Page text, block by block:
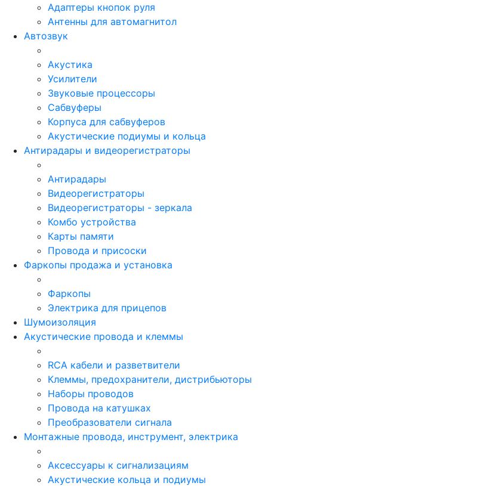
Адаптеры кнопок руля
Антенны для автомагнитол
Автозвук
Акустика
Усилители
Звуковые процессоры
Сабвуферы
Корпуса для сабвуферов
Акустические подиумы и кольца
Антирадары и видеорегистраторы
Антирадары
Видеорегистраторы
Видеорегистраторы - зеркала
Комбо устройства
Карты памяти
Провода и присоски
Фаркопы продажа и установка
Фаркопы
Электрика для прицепов
Шумоизоляция
Акустические провода и клеммы
RCA кабели и разветвители
Клеммы, предохранители, дистрибьюторы
Наборы проводов
Провода на катушках
Преобразователи сигнала
Монтажные провода, инструмент, электрика
Аксессуары к сигнализациям
Акустические кольца и подиумы